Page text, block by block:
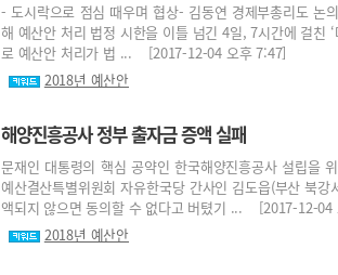
- 도시락으로 점심 때우며 협상- 김동연 경제부총리도 논
해 예산안 처리 법정 시한을 이틀 넘긴 4일, 7시간에 걸친
로 예산안 처리가 법 ... [2017-12-04 오후 7:47]
2018년 예산안
해양진흥공사 정부 출자금 증액 실패
문재인 대통령의 핵심 공약인 한국해양진흥공사 설립을
예산결산특별위원회 자유한국당 간사인 김도읍(부산 북
액되지 않으면 동의할 수 없다고 버텼기 ... [2017-12-04
2018년 예산안